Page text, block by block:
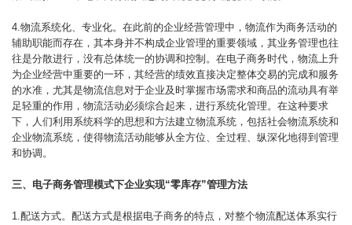
4.物流系统化、专业化。在此前的企业经营管理中，物流作为商务活动的
辅助职能而存在，其本身并不构成企业管理的重要领域，其业务管理也往
往是分散进行，没有总体统一的协调和控制。在电子商务时代，物流上升
为企业经营中重要的一环，其经营的绩效直接决定整体交易的完成和服务
的水准，尤其是物流信息对于企业及时掌握市场需求和商品的流动具有举
足轻重的作用，物流活动必须综合起来，进行系统化管理。在这种要求
下，人们利用系统科学的思想和方法建立物流系统，包括社会物流系统和
企业物流系统，使得物流活动能够从全方位、全过程、纵深化地得到管理
和协调。
三、电子商务管理模式下企业实现“零库存”管理方法
1.配送方式。配送方式是根据电子商务的特点，对整个物流配送体系实行